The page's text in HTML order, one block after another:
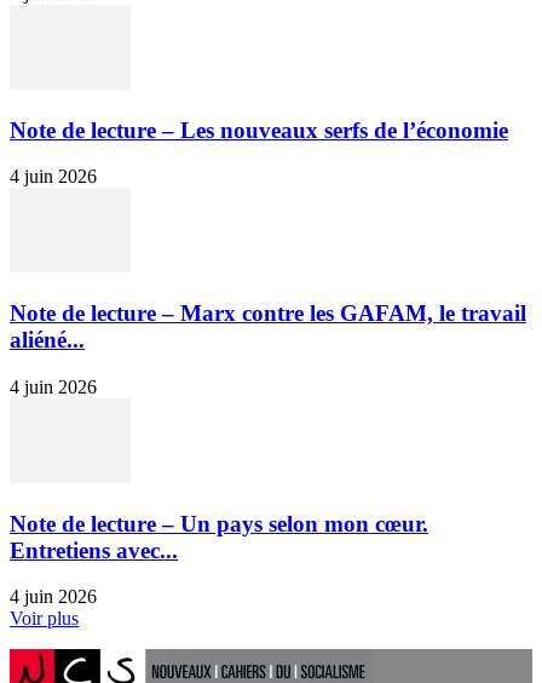
Note de lecture – Les nouveaux serfs de l’économie
4 juin 2026
Note de lecture – Marx contre les GAFAM, le travail
aliéné...
4 juin 2026
Note de lecture – Un pays selon mon cœur.
Entretiens avec...
4 juin 2026
Voir plus